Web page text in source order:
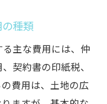
種類
主な費用には、仲
契約書の印紙税、
費用は、土地の広